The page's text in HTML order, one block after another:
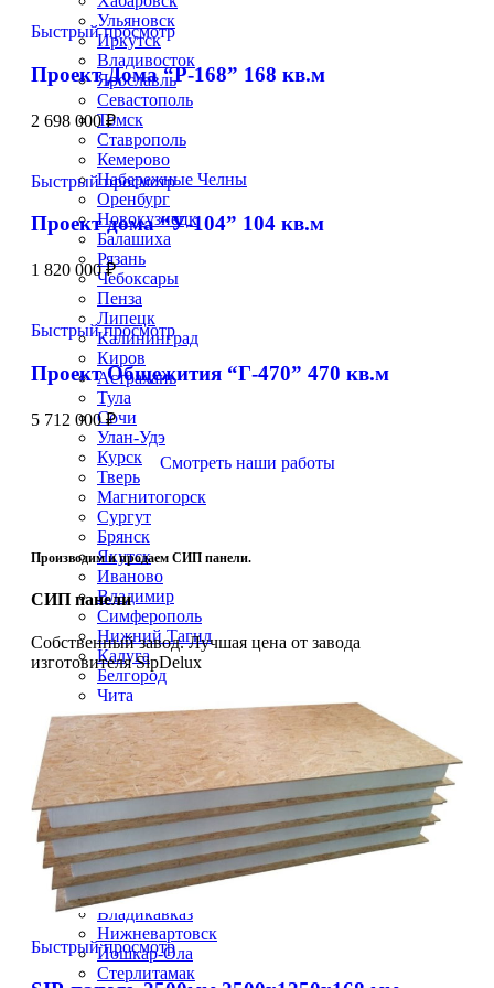
Ульяновск
Иркутск
Владивосток
Ярославль
Севастополь
Томск
Ставрополь
Кемерово
Набережные Челны
Оренбург
Новокузнецк
Балашиха
Рязань
Чебоксары
Пенза
Липецк
Калининград
Киров
Астрахань
Тула
Сочи
Улан-Удэ
Курск
Тверь
Магнитогорск
Сургут
Брянск
Якутск
Иваново
Владимир
Симферополь
Нижний Тагил
Калуга
Белгород
Чита
Грозный
Волжский
Смоленск
Подольск
Саранск
Вологда
Курган
Череповец
Архангельск
Орел
Владикавказ
Нижневартовск
Йошкар-Ола
Стерлитамак
Быстрый просмотр
Проект Дома “Р-168” 168 кв.м
2 698 000₽
Быстрый просмотр
Проект дома “У-104” 104 кв.м
1 820 000₽
Быстрый просмотр
Проект Общежития “Г-470” 470 кв.м
5 712 000₽
Смотреть наши работы
Производим и продаем СИП панели.
СИП панели
Собственный завод. Лучшая цена от завода
изготовителя SipDelux
Быстрый просмотр